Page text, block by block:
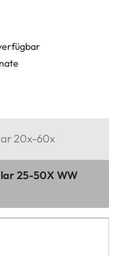
20x-60x
25-50X WW